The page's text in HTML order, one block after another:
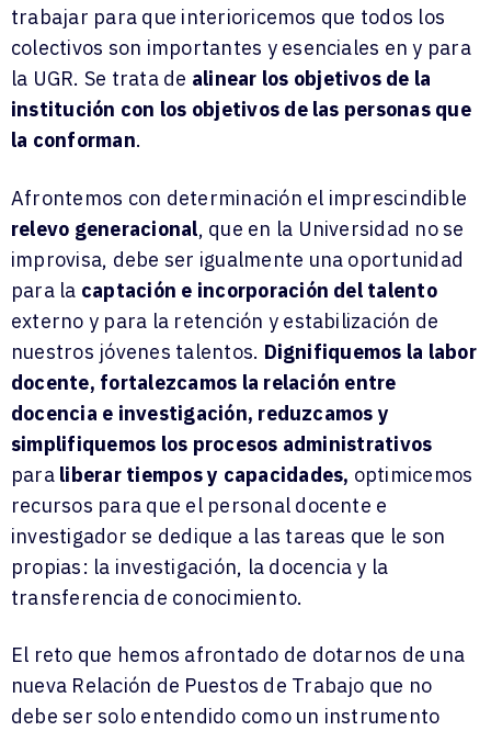
trabajar para que interioricemos que todos los
colectivos son importantes y esenciales en y para
la UGR. Se trata de alinear los objetivos de la
institución con los objetivos de las personas que
la conforman.
Afrontemos con determinación el imprescindible
relevo generacional, que en la Universidad no se
improvisa, debe ser igualmente una oportunidad
para la captación e incorporación del talento
externo y para la retención y estabilización de
nuestros jóvenes talentos. Dignifiquemos la labor
docente, fortalezcamos la relación entre
docencia e investigación, reduzcamos y
simplifiquemos los procesos administrativos
para liberar tiempos y capacidades, optimicemos
recursos para que el personal docente e
investigador se dedique a las tareas que le son
propias: la investigación, la docencia y la
transferencia de conocimiento.
El reto que hemos afrontado de dotarnos de una
nueva Relación de Puestos de Trabajo que no
debe ser solo entendido como un instrumento